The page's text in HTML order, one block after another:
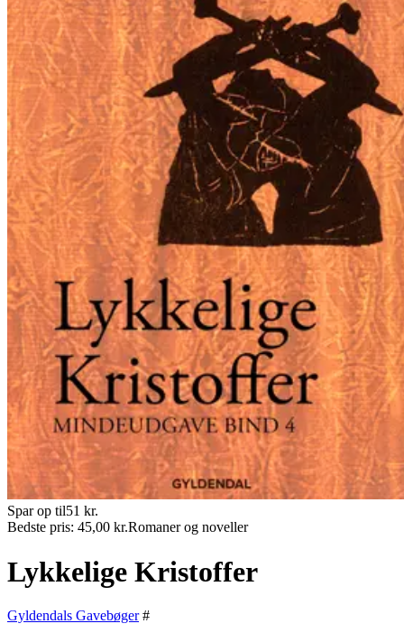
Spar op til51 kr.
Bedste pris: 45,00 kr.Romaner og noveller
Lykkelige Kristoffer
Gyldendals Gavebøger #